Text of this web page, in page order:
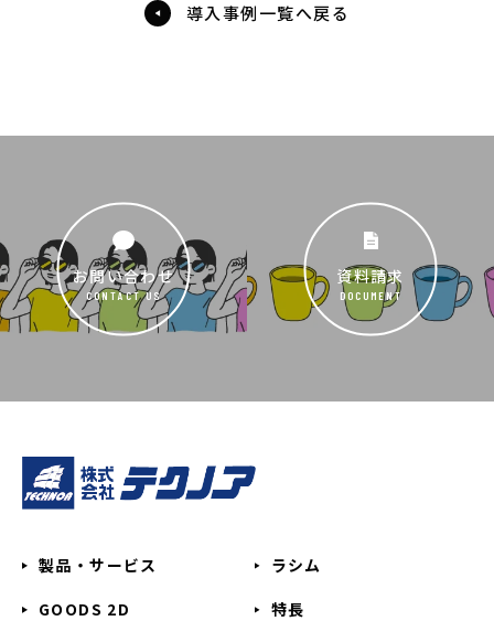
導入事例一覧へ戻る
お問い合わせ
CONTACT US
資料請求
DOCUMENT
製品・サービス
ラシム
GOODS 2D
特長